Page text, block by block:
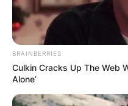
อารมณ์ของคนทั้ง 7 วัน
แต่ละวันจะมีอารมณ์เป็นเ
BRAINBERRIES
Culkin Cracks Up The Web
Alone’